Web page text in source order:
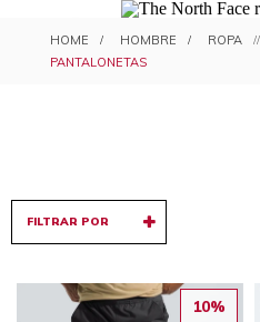
PANTALONETAS
HOMBRE
ROPA
PANTALONETAS
FILTRAR POR
10%